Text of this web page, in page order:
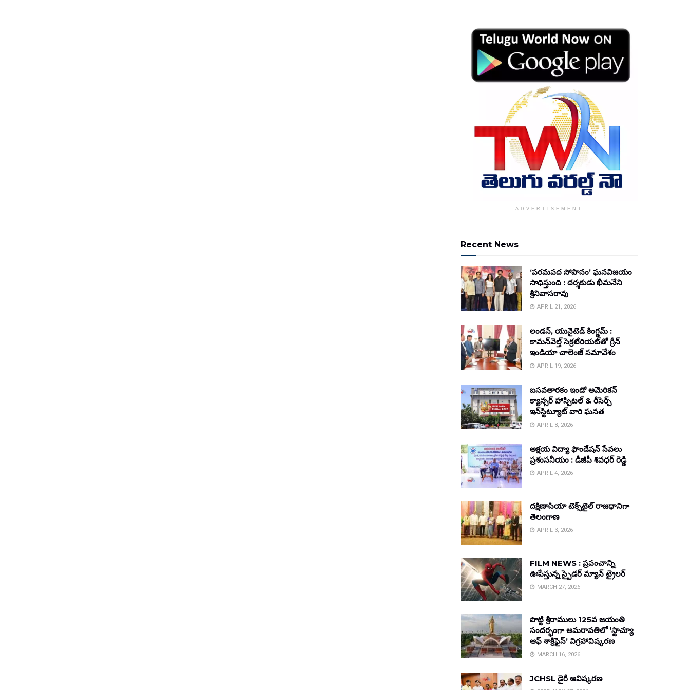
ADVERTISEMENT
Recent News
‘పరమపద సోపానం’ ఘనవిజయం
సాధిస్తుంది : దర్శకుడు భీమనేని
శ్రీనివాసరావు
APRIL 21, 2026
లండన్, యునైటెడ్ కింగ్డమ్ :
కామన్‌వెల్త్ సెక్రటేరియట్‌తో గ్రీన్
ఇండియా చాలెంజ్ సమావేశం
APRIL 19, 2026
బసవతారకం ఇండో అమెరికన్
క్యాన్సర్ హాస్పిటల్ & రీసెర్చ్
ఇన్‌స్టిట్యూట్ వారి ఘనత
APRIL 8, 2026
అక్షయ విద్యా ఫౌండేషన్ సేవలు
ప్రశంసనీయం : డీజీపీ శివధర్ రెడ్డి
APRIL 4, 2026
దక్షిణాసియా టెక్స్‌టైల్ రాజధానిగా
తెలంగాణ
APRIL 3, 2026
FILM NEWS : ప్రపంచాన్ని
ఊపేస్తున్న స్పైడర్ మ్యాన్ ట్రైలర్
MARCH 27, 2026
పొట్టి శ్రీరాములు 125వ జయంతి
సందర్భంగా అమరావతిలో ‘స్టాచ్యూ
ఆఫ్ శాక్రిఫైస్’ విగ్రహావిష్కరణ
MARCH 16, 2026
JCHSL డైరీ ఆవిష్కరణ